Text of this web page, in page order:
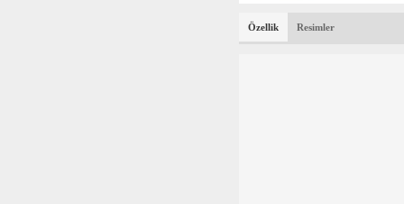
Özellik Resimler